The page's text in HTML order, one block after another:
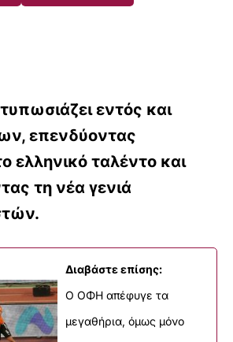
εντός και
επενδύοντας
ελληνικό ταλέντο και
τη νέα γενιά
Διαβάστε επίσης:
Ο ΟΦΗ απέφυγε τα
μεγαθήρια, όμως μόνο